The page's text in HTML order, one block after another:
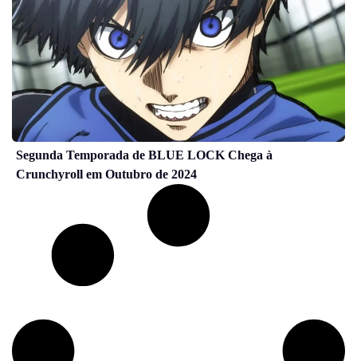
Segunda Temporada de BLUE LOCK Chega à
Crunchyroll em Outubro de 2024